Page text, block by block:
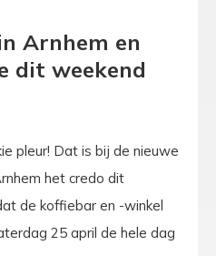
Arnhem en
dit weekend
pleur! Dat is bij de nieuwe
het credo dit
de koffiebar en -winkel
25 april de hele dag